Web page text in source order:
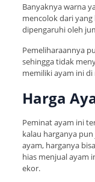
Banyaknya warna
mencolok dari yang
dipengaruhi oleh
Pemeliharaannya
sehingga tidak
memiliki ayam ini
Harga
Peminat ayam ini
kalau harganya
ayam, harganya
hias menjual ayam
ekor.